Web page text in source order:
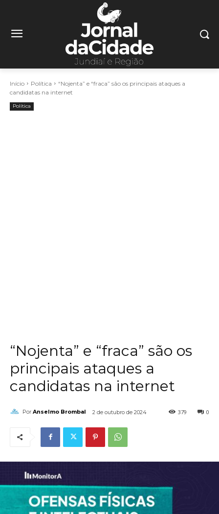
Início Política
“Nojenta” e “fraca” são os principais ataques a
candidatas na internet
Política
“Nojenta” e “fraca” são os
principais ataques a
candidatas na internet
Por Anselmo Brombal 2 de outubro de 2024 0
379